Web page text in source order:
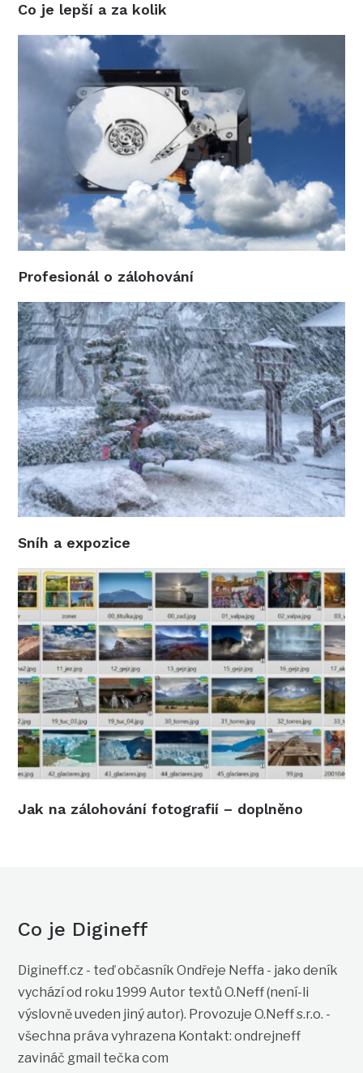
Co je lepší a za kolik
Profesionál o zálohování
Sníh a expozice
Jak na zálohování fotografií – doplněno
Co je Digineff
Digineff.cz - teď občasník Ondřeje Neffa - jako deník
vychází od roku 1999 Autor textů O.Neff (není-li
výslovně uveden jiný autor). Provozuje O.Neff s.r.o. -
všechna práva vyhrazena Kontakt: ondrejneff
zavináč gmail tečka com